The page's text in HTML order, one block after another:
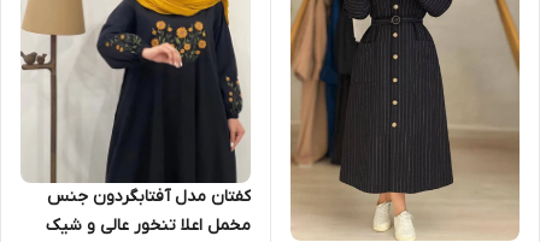
کفتان مدل آفتابگردون جنس
مخمل اعلا تنخور عالی و شیک